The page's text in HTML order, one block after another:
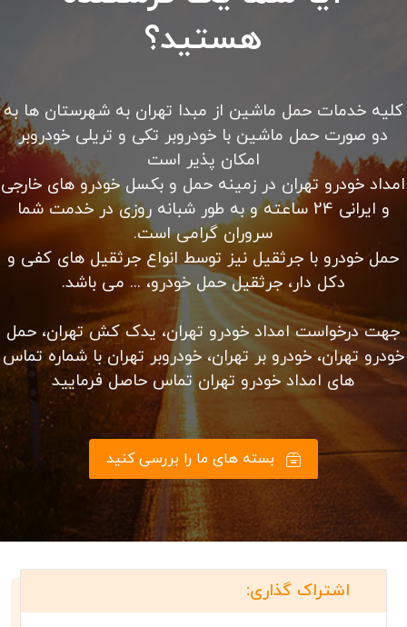
هستید؟
کلیه خدمات حمل ماشین از مبدا تهران به شهرستان ها به
دو صورت حمل ماشین با خودروبر تکی و تریلی خودروبر
امکان پذیر است
امداد خودرو تهران در زمینه حمل و بکسل خودرو های خارجی
و ایرانی 24 ساعته و به طور شبانه روزی در خدمت شما
سروران گرامی است.
حمل خودرو با جرثقیل نیز توسط انواع جرثقیل های کفی و
دکل دار، جرثقیل حمل خودرو، ... می باشد.
جهت درخواست امداد خودرو تهران، یدک کش تهران، حمل
خودرو تهران، خودرو بر تهران، خودروبر تهران با شماره تماس
های امداد خودرو تهران تماس حاصل فرمایید
بسته های ما را بررسی کنید